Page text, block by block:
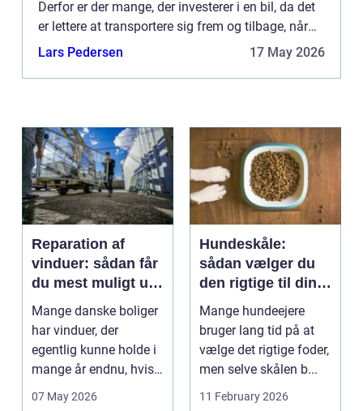
Derfor er der mange, der investerer i en bil, da det
er lettere at transportere sig frem og tilbage, når
man f.eks. skal på arbejde uden for byen, e...
Lars Pedersen 17 May 2026
Reparation af
vinduer: sådan får
du mest muligt ud
af dine gamle
rammer
Mange danske boliger
har vinduer, der
egentlig kunne holde i
mange år endnu, hvis
07 May 2026
Hundeskåle:
sådan vælger du
den rigtige til din
hund
Mange hundeejere
bruger lang tid på at
vælge det rigtige foder,
men selve skålen b...
11 February 2026